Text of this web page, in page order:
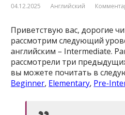
04.12.2025 Английский
Приветствую вас, дорогие
рассмотрим следующий
английским – Intermediate.
рассмотрели три
вы можете почитать в
Beginner, Elementary, Pre-